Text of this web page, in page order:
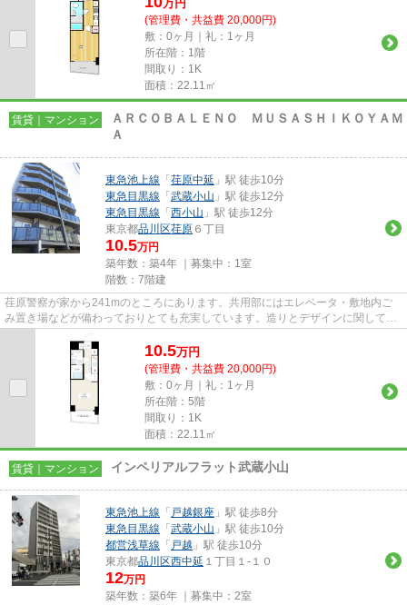
万 円
(管理費・共益費 20,000円)
敷：0ヶ月｜礼：1ヶ月
所在階：1階
間取り：1K
面積：22.11㎡
賃貸｜マンション
ＡＲＣＯＢＡＬＥＮＯ ＭＵＳＡＳＨＩＫＯＹＡＭ
Ａ
東急池上線 「 荏原中延 」駅 徒歩10分
東急目黒線 「 武蔵小山 」駅 徒歩12分
東急目黒線 「 西小山 」駅 徒歩12分
東京都品川区荏原 ６丁目
10.5万円
築年数：築4年 ｜募集中： 1室
階数：7階建
荏原警察が家から241mのところにあります。共用部にはエレベータ・敷地内ご
み置き場などが備わっておりとても充実しています。造りとデザインに関して、
10.5万円
(管理費・共益費 20,000円)
敷：0ヶ月｜礼：1ヶ月
所在階：5階
間取り：1K
面積：22.11㎡
賃貸｜マンション インペリアルフラット武蔵小山
東急池上線 「 戸越銀座 」駅 徒歩8分
東急目黒線 「 武蔵小山 」駅 徒歩10分
都営浅草線 「 戸越 」駅 徒歩10分
東京都品川区西中延 １丁目１-１０
12万円
築年数：築6年 ｜募集中： 2室